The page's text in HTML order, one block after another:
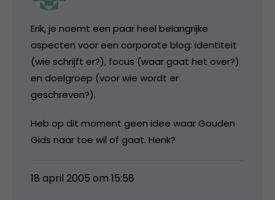
Erik, je noemt een paar heel belangrijke
aspecten voor een corporate blog: identiteit
(wie schrijft er?), focus (waar gaat het over?)
en doelgroep (voor wie wordt er
geschreven?).
Heb op dit moment geen idee waar Gouden
Gids naar toe wil of gaat. Henk?
18 april 2005 om 15:58